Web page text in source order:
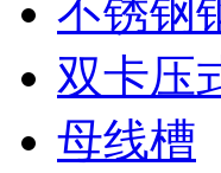
不锈钢
双卡压
母线槽